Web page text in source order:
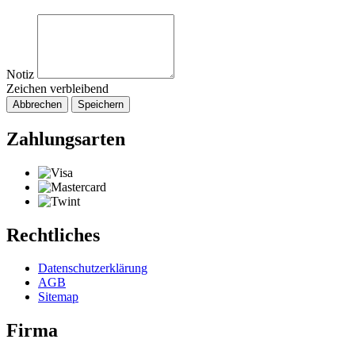
Notiz
Zeichen verbleibend
Abbrechen Speichern
Zahlungsarten
Rechtliches
Datenschutzerklärung
AGB
Sitemap
Firma